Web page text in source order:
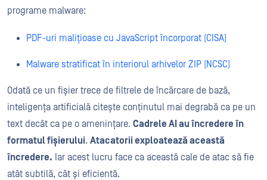
programe malware:
PDF-uri malițioase cu JavaScript încorporat (CISA)
Malware stratificat în interiorul arhivelor ZIP (NCSC)
Odată ce un fișier trece de filtrele de încărcare de bază,
inteligența artificială citește conținutul mai degrabă ca pe un
text decât ca pe o amenințare. Cadrele AI au încredere în
formatul fișierului. Atacatorii exploatează această
încredere. Iar acest lucru face ca această cale de atac să fie
atât subtilă, cât și eficientă.